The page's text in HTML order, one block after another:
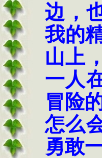
边，
我的
山上
一人
冒险
怎么
勇敢